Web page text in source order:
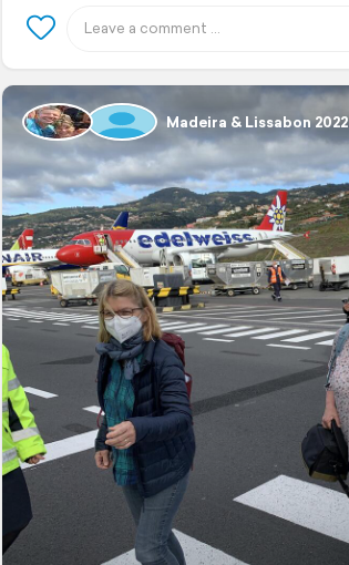
Madeira & Lissabon 2022